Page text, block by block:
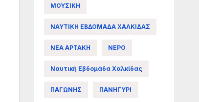
ΜΟΥΣΙΚΗ
ΝΑΥΤΙΚΗ ΕΒΔΟΜΑΔΑ ΧΑΛΚΙΔΑΣ
ΝΕΑ ΑΡΤΑΚΗ ΝΕΡΟ
Ναυτική Εβδομάδα Χαλκίδας
ΠΑΓΩΝΗΣ ΠΑΝΗΓΥΡΙ